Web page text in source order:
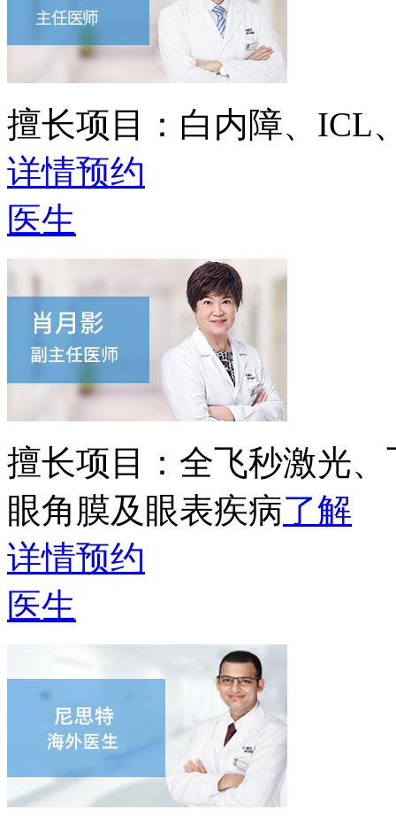
擅长项目： 白内障、ICL
详情预约
医生
擅长项目： 全飞秒激光
眼角膜及眼表疾病了解
详情预约
医生